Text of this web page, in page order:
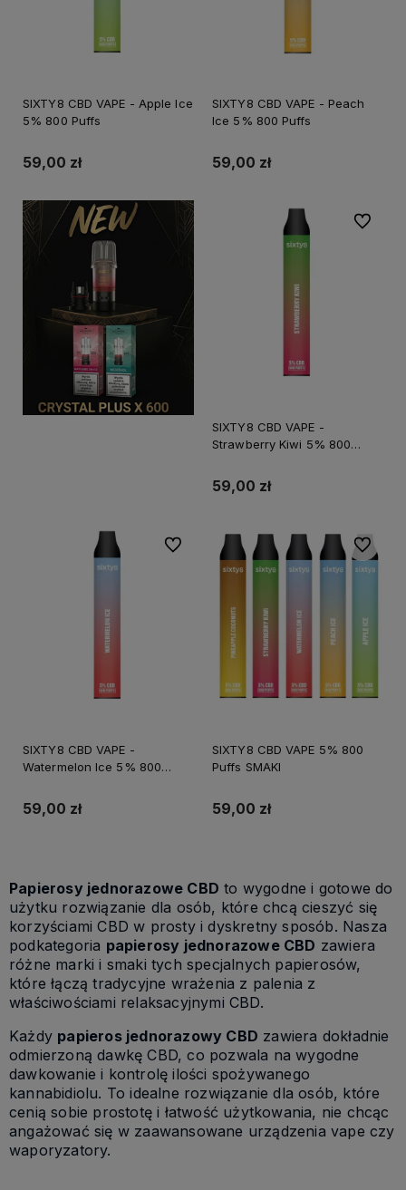
SIXTY8 CBD VAPE - Apple Ice
5% 800 Puffs
59,00 zł
SIXTY8 CBD VAPE - Peach
Ice 5% 800 Puffs
59,00 zł
SIXTY8 CBD VAPE -
Strawberry Kiwi 5% 800
59,00 zł
Do
SIXTY8 CBD VAPE -
Watermelon Ice 5% 800
59,00 zł
Do ulubionych
SIXTY8 CBD VAPE 5% 800
Puffs SMAKI
59,00 zł
Do
Papierosy jednorazowe CBD to wygodne i gotowe do
użytku rozwiązanie dla osób, które chcą cieszyć się
korzyściami CBD w prosty i dyskretny sposób. Nasza
podkategoria papierosy jednorazowe CBD zawiera
różne marki i smaki tych specjalnych papierosów,
które łączą tradycyjne wrażenia z palenia z
właściwościami relaksacyjnymi CBD.
Każdy papieros jednorazowy CBD zawiera dokładnie
odmierzoną dawkę CBD, co pozwala na wygodne
dawkowanie i kontrolę ilości spożywanego
kannabidiolu. To idealne rozwiązanie dla osób, które
cenią sobie prostotę i łatwość użytkowania, nie chcąc
angażować się w zaawansowane urządzenia vape czy
waporyzatory.